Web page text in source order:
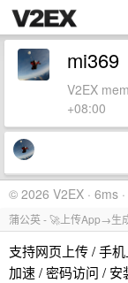
mi369
V2EX
+08:00
© 2026 V2EX · 6ms
蒲公英 - 🚀上传App→生
支持网页上传 / 手
加速 / 密码访问 /